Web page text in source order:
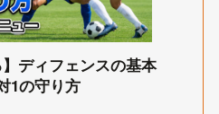
】ディフェンスの基本
1の守り方